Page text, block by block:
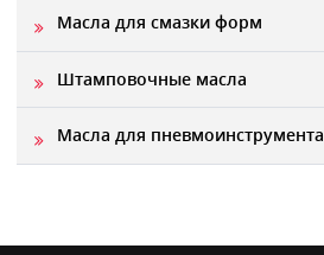
Масла для смазки форм
Штамповочные масла
Масла для пневмоинструмента